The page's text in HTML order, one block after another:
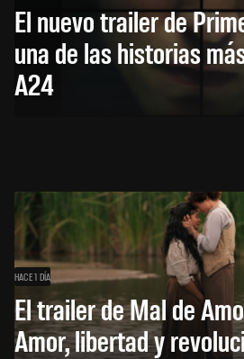
El nuevo trailer de
una de las historias
A24
HACE 1 DÍA
El trailer de Mal de
Amor, libertad y